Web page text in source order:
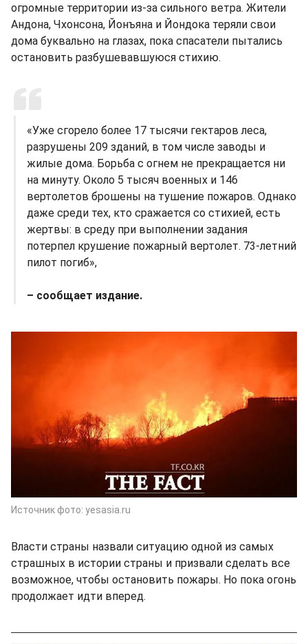
огромные территории из-за сильного ветра. Жители
Андона, Чхонсона, Йонъяна и Йондока теряли свои
дома буквально на глазах, пока спасатели пытались
остановить разбушевавшуюся стихию.
«Уже сгорело более 17 тысячи гектаров леса,
разрушены 209 зданий, в том числе заводы и
жилые дома. Борьба с огнем не прекращается ни
на минуту. Около 5 тысяч военных и 146
вертолетов брошены на тушение пожаров. Однако
даже среди тех, кто сражается со стихией, есть
жертвы: в среду при выполнении задания
потерпел крушение пожарный вертолет. 73-летний
пилот погиб»,
– сообщает издание.
Источник фото: yesasia.ru
Власти страны назвали ситуацию одной из самых
страшных в истории страны и призвали сделать все
возможное, чтобы остановить пожары. Но пока огонь
продолжает идти вперед.